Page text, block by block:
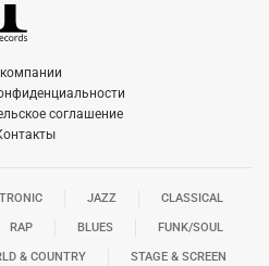
соглашение
JAZZ CLASSICAL
RAP BLUES FUNK/SOUL
& COUNTRY STAGE & SCREEN